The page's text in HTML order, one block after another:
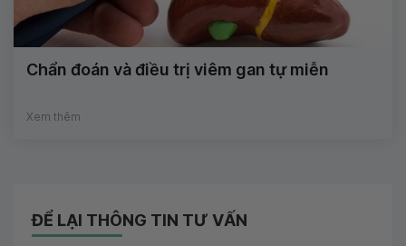
Chẩn đoán và điều trị viêm gan tự miễn
Xem thêm
ĐỂ LẠI THÔNG TIN TƯ VẤN